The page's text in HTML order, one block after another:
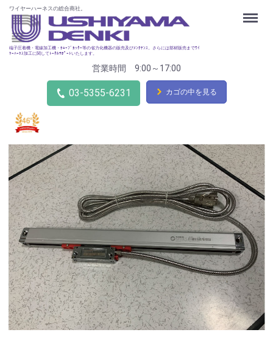
ワイヤーハーネスの総合商社。
端子圧着機・電線加工機・ﾁｭｰﾌﾞｶｯﾀｰ等の省力化機器の販売及びﾒﾝﾃﾅﾝｽ。さらには部材販売までﾜｲ
ﾔｰﾊｰﾈｽ加工に関してﾄｰﾀﾙｻﾎﾟｰﾄいたします。
営業時間 9:00～17:00
03-5355-6231 カゴの中を見る
Menu